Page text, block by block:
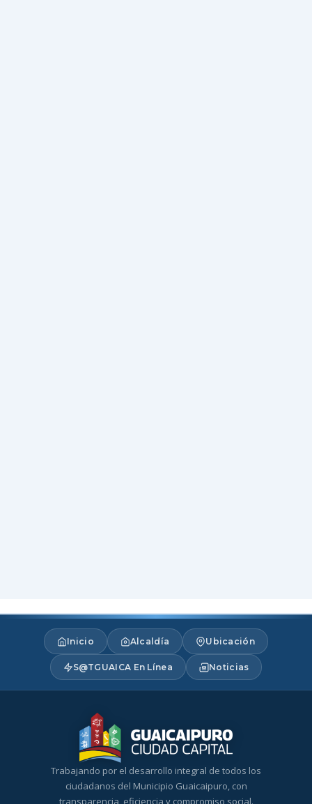
Inicio Alcaldía Ubicación
S@TGUAICA En Línea Noticias
Trabajando por el desarrollo integral de todos los
ciudadanos del Municipio Guaicaipuro, con
transparencia, eficiencia y compromiso social.